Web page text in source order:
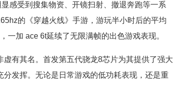
感受到搜集物资、开镜扫射、撤退奔跑等一系
的《穿越火线》手游，游玩半小时后的平均
加 ace 6t延续了无限满帧的出色游戏表现。
虚有其名。首发第五代骁龙8芯片为其提供了强大
发挥。无论是日常游戏的低功耗表现，还是重